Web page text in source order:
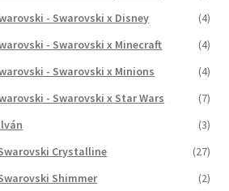
- Swarovski x Disney
(4)
- Swarovski x Minecraft
(4)
- Swarovski x Minions
(4)
- Swarovski x Star Wars
(7)
(3)
Crystalline
(27)
Shimmer
(2)